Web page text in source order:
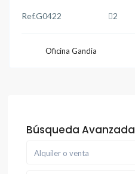
Ref.G0422 2
Oficina Gandia
Búsqueda Avanzada
Alquiler o venta